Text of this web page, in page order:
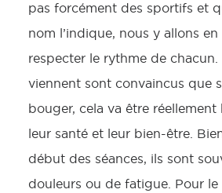
pas forcément des sportifs et
nom l’indique, nous y allons
respecter le rythme de
viennent sont convaincus que
bouger, cela va être
leur santé et leur bien-être.
début des séances, ils sont
douleurs ou de fatigue. Pour le